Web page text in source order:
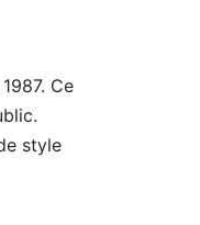
Ce
style